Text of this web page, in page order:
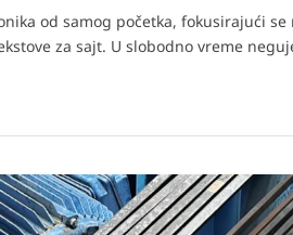
od samog početka, fokusirajući
za sajt. U slobodno vreme